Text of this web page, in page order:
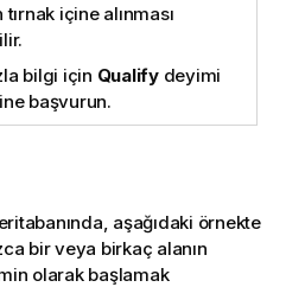
tırnak içine alınması
bilgi için Qualifydeyimi
başvurun.
aşağıdaki örnekte
bir veya birkaç alanın
olarak başlamak